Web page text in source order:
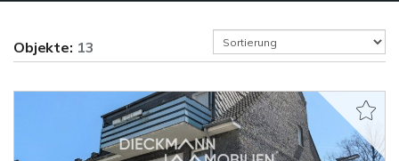
Objekte: 13